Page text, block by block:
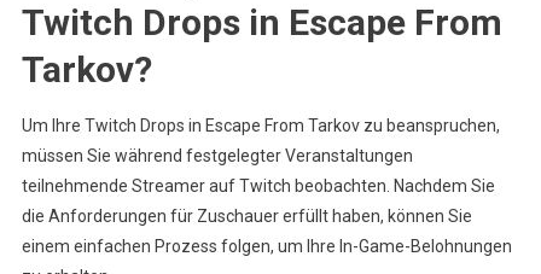
Twitch Drops in Escape From
Tarkov?
Um Ihre Twitch Drops in Escape From Tarkov zu beanspruchen,
müssen Sie während festgelegter Veranstaltungen
teilnehmende Streamer auf Twitch beobachten. Nachdem Sie
die Anforderungen für Zuschauer erfüllt haben, können Sie
einem einfachen Prozess folgen, um Ihre In-Game-Belohnungen